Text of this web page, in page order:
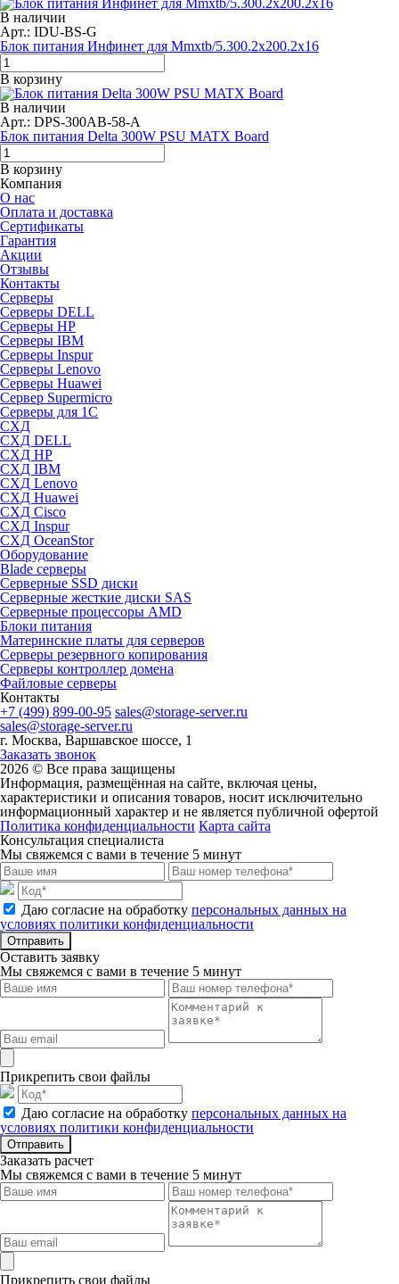
В наличии
Арт.: IDU-BS-G
Блок питания Инфинет для Mmxtb/5.300.2x200.2x16
В корзину
В наличии
Арт.: DPS-300AB-58-A
Блок питания Delta 300W PSU MATX Board
В корзину
Компания
О нас
Оплата и доставка
Сертификаты
Гарантия
Акции
Отзывы
Контакты
Серверы
Серверы DELL
Серверы HP
Серверы IBM
Серверы Inspur
Серверы Lenovo
Серверы Huawei
Сервер Supermicro
Серверы для 1C
СХД
СХД DELL
СХД HP
СХД IBM
СХД Lenovo
СХД Huawei
СХД Cisco
СХД Inspur
СХД OceanStor
Оборудование
Blade серверы
Серверные SSD диски
Cерверные жесткие диски SAS
Серверные процессоры AMD
Блоки питания
Материнские платы для серверов
Серверы резервного копирования
Серверы контроллер домена
Файловые серверы
Контакты
+7 (499) 899-00-95 sales@storage-server.ru
sales@storage-server.ru
г. Москва, Варшавское шоссе, 1
Заказать звонок
2026 © Все права защищены
Информация, размещённая на сайте, включая цены,
характеристики и описания товаров, носит исключительно
информационный характер и не является публичной офертой
Политика конфиденциальности Карта сайта
Консультация специалиста
Мы свяжемся с вами в течение 5 минут
Даю согласие на обработку персональных данных на
условиях политики конфиденциальности
Отправить
Оставить заявку
Мы свяжемся с вами в течение 5 минут
Прикрепить свои файлы
Даю согласие на обработку персональных данных на
условиях политики конфиденциальности
Отправить
Заказать расчет
Мы свяжемся с вами в течение 5 минут
Прикрепить свои файлы